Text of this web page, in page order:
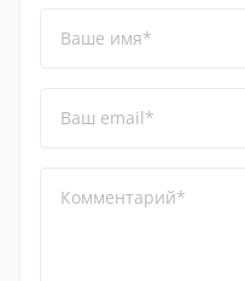
Ваше имя*
Ваш email*
Комментарий*